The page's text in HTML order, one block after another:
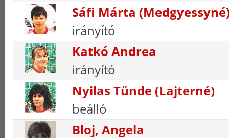
Sáfi Márta
irányító
Katkó Andrea
irányító
Nyilas Tünde (Lajterné)
beálló
Bloj, Angela